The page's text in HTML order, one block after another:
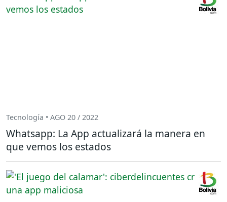
Tecnología • AGO 20 / 2022
Whatsapp: La App actualizará la manera en
que vemos los estados